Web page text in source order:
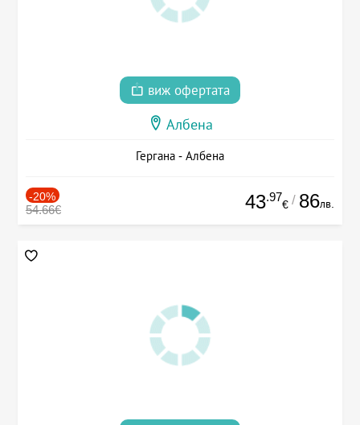
виж офертата
Албена
Гергана - Албена
-20%
54.66€ 43.97
€ / 86лв.